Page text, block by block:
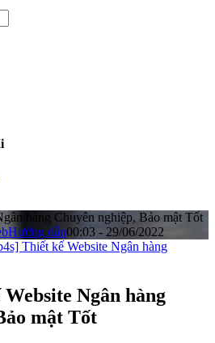
hàng Chuyên nghiệp, Bảo mật Tốt
Hướng dẫn00:03 - 29/06/2022
Thiết kế Website Ngân hàng
Ngân hàng
mật Tốt